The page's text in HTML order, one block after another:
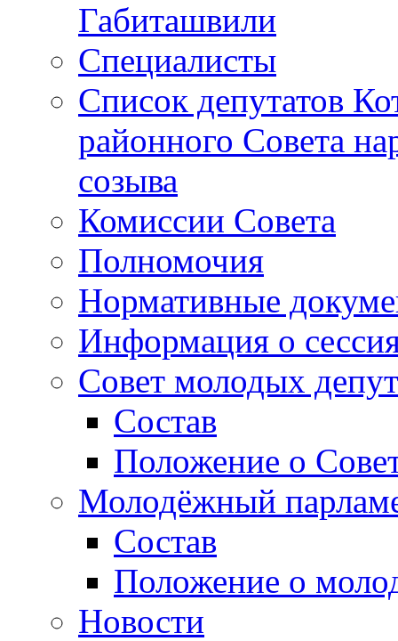
Габиташвили
Специалисты
Список депутатов
районного Совета
созыва
Комиссии Совета
Полномочия
Нормативные
Информация о
Совет молодых
Состав
Положение о
Молодёжный
Состав
Положение о
Новости